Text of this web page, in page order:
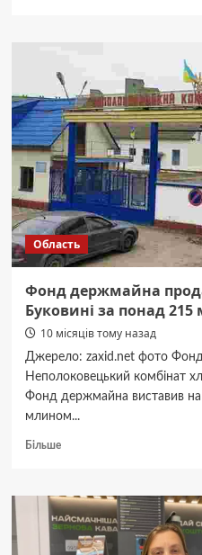
не
переплатити
за
безпеку
і
спати
спокійно
Область
Фонд держмайна
Буковині за понад 215
10 місяців тому назад
Джерело: zaxid.net фото
Неполоковецький комбінат
Фонд держмайна виставив на
млином...
БільшеДокладніше
держмайна
продасть
хлібокомбінат
на